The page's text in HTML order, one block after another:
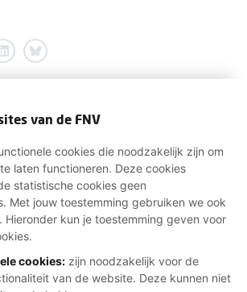
van de FNV
cookies die noodzakelijk zijn om
laten functioneren. Deze cookies
statistische cookies geen
Met jouw toestemming gebruiken we ook
Hieronder kun je toestemming geven voor
cookies: zijn noodzakelijk voor de
van de website. Deze kunnen niet